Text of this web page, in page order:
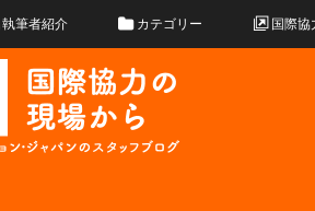
執筆者紹介 カテゴリー 国際